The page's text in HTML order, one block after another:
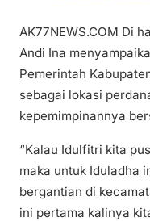
AK77NEWS.COM Di
Andi Ina
Pemerintah
sebagai lokasi
kepemimpinannya
“Kalau Idulfitri kita
maka untuk Iduladha
bergantian di
ini pertama kalinya